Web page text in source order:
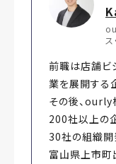
前職は店舗ビ
業を展開する
その後、ourly
200社以上の
30社の組織開
富山県上市町